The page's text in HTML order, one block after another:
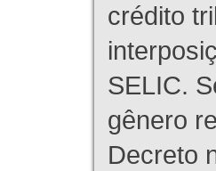
crédito
SELIC.
gênero
Decreto